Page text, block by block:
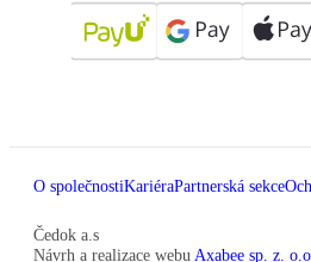
O společnostiKariéraPartnerská sekce
Čedok a.s
Návrh a realizace webu Axabee sp. z. o.o.